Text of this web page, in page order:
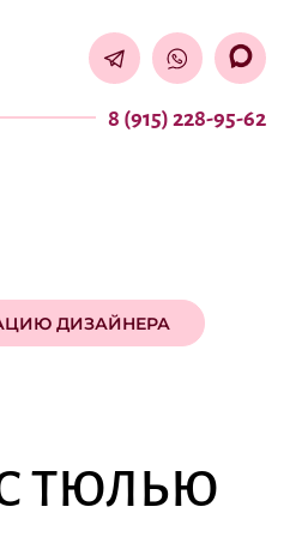
8 (915) 228-95-62
ДИЗАЙНЕРА
ТЮЛЬЮ